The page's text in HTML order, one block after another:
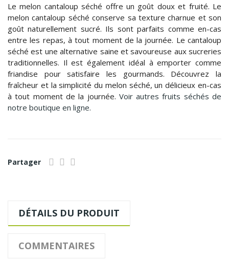
Le melon cantaloup séché offre un goût doux et fruité. Le
melon cantaloup séché conserve sa texture charnue et son
goût naturellement sucré. Ils sont parfaits comme en-cas
entre les repas, à tout moment de la journée. Le cantaloup
séché est une alternative saine et savoureuse aux sucreries
traditionnelles. Il est également idéal à emporter comme
friandise pour satisfaire les gourmands. Découvrez la
fraîcheur et la simplicité du melon séché, un délicieux en-cas
à tout moment de la journée. Voir autres fruits séchés de
notre boutique en ligne.
Partager
DÉTAILS DU PRODUIT
COMMENTAIRES